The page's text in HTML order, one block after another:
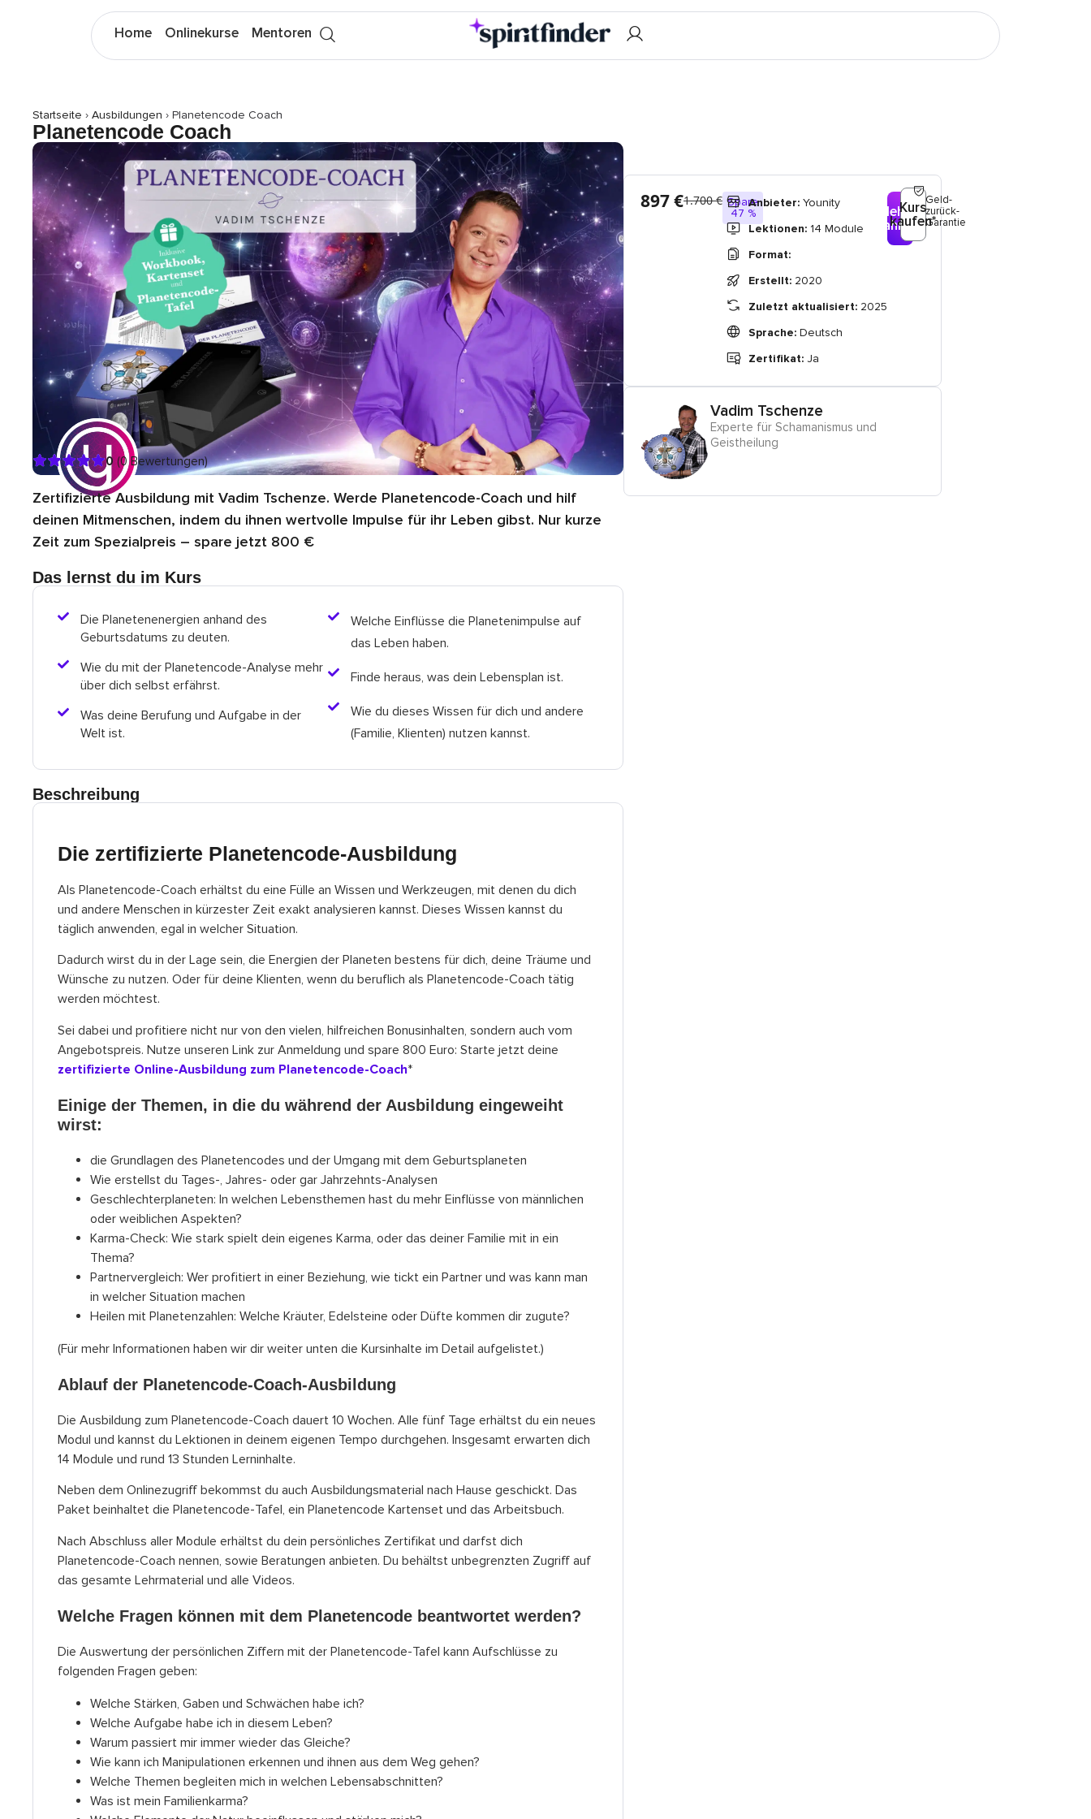
Home Onlinekurse Mentoren
Startseite › Ausbildungen › Planetencode Coach
Planetencode Coach
0 (0 Bewertungen)
Zertifizierte Ausbildung mit Vadim Tschenze. Werde Planetencode-Coach und hilf
deinen Mitmenschen, indem du ihnen wertvolle Impulse für ihr Leben gibst. Nur kurze
Zeit zum Spezialpreis – spare jetzt 800 €
Das lernst du im Kurs
Die Planetenenergien anhand des
Geburtsdatums zu deuten.
Wie du mit der Planetencode-Analyse mehr
über dich selbst erfährst.
Was deine Berufung und Aufgabe in der
Welt ist.
Welche Einflüsse die Planetenimpulse auf
das Leben haben.
Finde heraus, was dein Lebensplan ist.
Wie du dieses Wissen für dich und andere
(Familie, Klienten) nutzen kannst.
Beschreibung
Die zertifizierte Planetencode-Ausbildung
Als Planetencode-Coach erhältst du eine Fülle an Wissen und Werkzeugen, mit denen du dich
und andere Menschen in kürzester Zeit exakt analysieren kannst. Dieses Wissen kannst du
täglich anwenden, egal in welcher Situation.
Dadurch wirst du in der Lage sein, die Energien der Planeten bestens für dich, deine Träume und
Wünsche zu nutzen. Oder für deine Klienten, wenn du beruflich als Planetencode-Coach tätig
werden möchtest.
Sei dabei und profitiere nicht nur von den vielen, hilfreichen Bonusinhalten, sondern auch vom
Angebotspreis. Nutze unseren Link zur Anmeldung und spare 800 Euro: Starte jetzt deine
zertifizierte Online-Ausbildung zum Planetencode-Coach*
Einige der Themen, in die du während der Ausbildung eingeweiht
wirst:
die Grundlagen des Planetencodes und der Umgang mit dem Geburtsplaneten
Wie erstellst du Tages-, Jahres- oder gar Jahrzehnts-Analysen
Geschlechterplaneten: In welchen Lebensthemen hast du mehr Einflüsse von männlichen
oder weiblichen Aspekten?
Karma-Check: Wie stark spielt dein eigenes Karma, oder das deiner Familie mit in ein
Thema?
Partnervergleich: Wer profitiert in einer Beziehung, wie tickt ein Partner und was kann man
in welcher Situation machen
Heilen mit Planetenzahlen: Welche Kräuter, Edelsteine oder Düfte kommen dir zugute?
(Für mehr Informationen haben wir dir weiter unten die Kursinhalte im Detail aufgelistet.)
Ablauf der Planetencode-Coach-Ausbildung
Die Ausbildung zum Planetencode-Coach dauert 10 Wochen. Alle fünf Tage erhältst du ein neues
Modul und kannst du Lektionen in deinem eigenen Tempo durchgehen. Insgesamt erwarten dich
14 Module und rund 13 Stunden Lerninhalte.
Neben dem Onlinezugriff bekommst du auch Ausbildungsmaterial nach Hause geschickt. Das
Paket beinhaltet die Planetencode-Tafel, ein Planetencode Kartenset und das Arbeitsbuch.
Nach Abschluss aller Module erhältst du dein persönliches Zertifikat und darfst dich
Planetencode-Coach nennen, sowie Beratungen anbieten. Du behältst unbegrenzten Zugriff auf
das gesamte Lehrmaterial und alle Videos.
Welche Fragen können mit dem Planetencode beantwortet werden?
Die Auswertung der persönlichen Ziffern mit der Planetencode-Tafel kann Aufschlüsse zu
folgenden Fragen geben:
Welche Stärken, Gaben und Schwächen habe ich?
Welche Aufgabe habe ich in diesem Leben?
Warum passiert mir immer wieder das Gleiche?
Wie kann ich Manipulationen erkennen und ihnen aus dem Weg gehen?
Welche Themen begleiten mich in welchen Lebensabschnitten?
Was ist mein Familienkarma?
897 €1.700 € Spare
47 %
Anbieter: Younity
Lektionen: 14 Module
Format:
Erstellt: 2020
Zuletzt aktualisiert: 2025
Sprache: Deutsch
Zertifikat: Ja
Mehr
erfahren*
Kurs
kaufen*
Geld-
zurück-
Garantie
Vadim Tschenze
Experte für Schamanismus und
Geistheilung